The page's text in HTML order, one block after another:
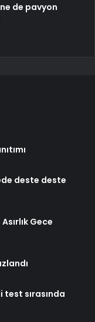
de pavyon
deste deste
Gece
test sırasında